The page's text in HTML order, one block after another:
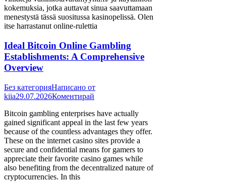
kokemuksia, jotka auttavat sinua saavuttamaan
menestystä tässä suositussa kasinopelissä. Olen
itse harrastanut online-rulettia
Ideal Bitcoin Online Gambling
Establishments: A Comprehensive
Overview
Без категорияНаписано от
kiia29.07.2026Коментирай
Bitcoin gambling enterprises have actually
gained significant appeal in the last few years
because of the countless advantages they offer.
These on the internet casino sites provide a
secure and confidential means for gamers to
appreciate their favorite casino games while
also benefiting from the decentralized nature of
cryptocurrencies. In this